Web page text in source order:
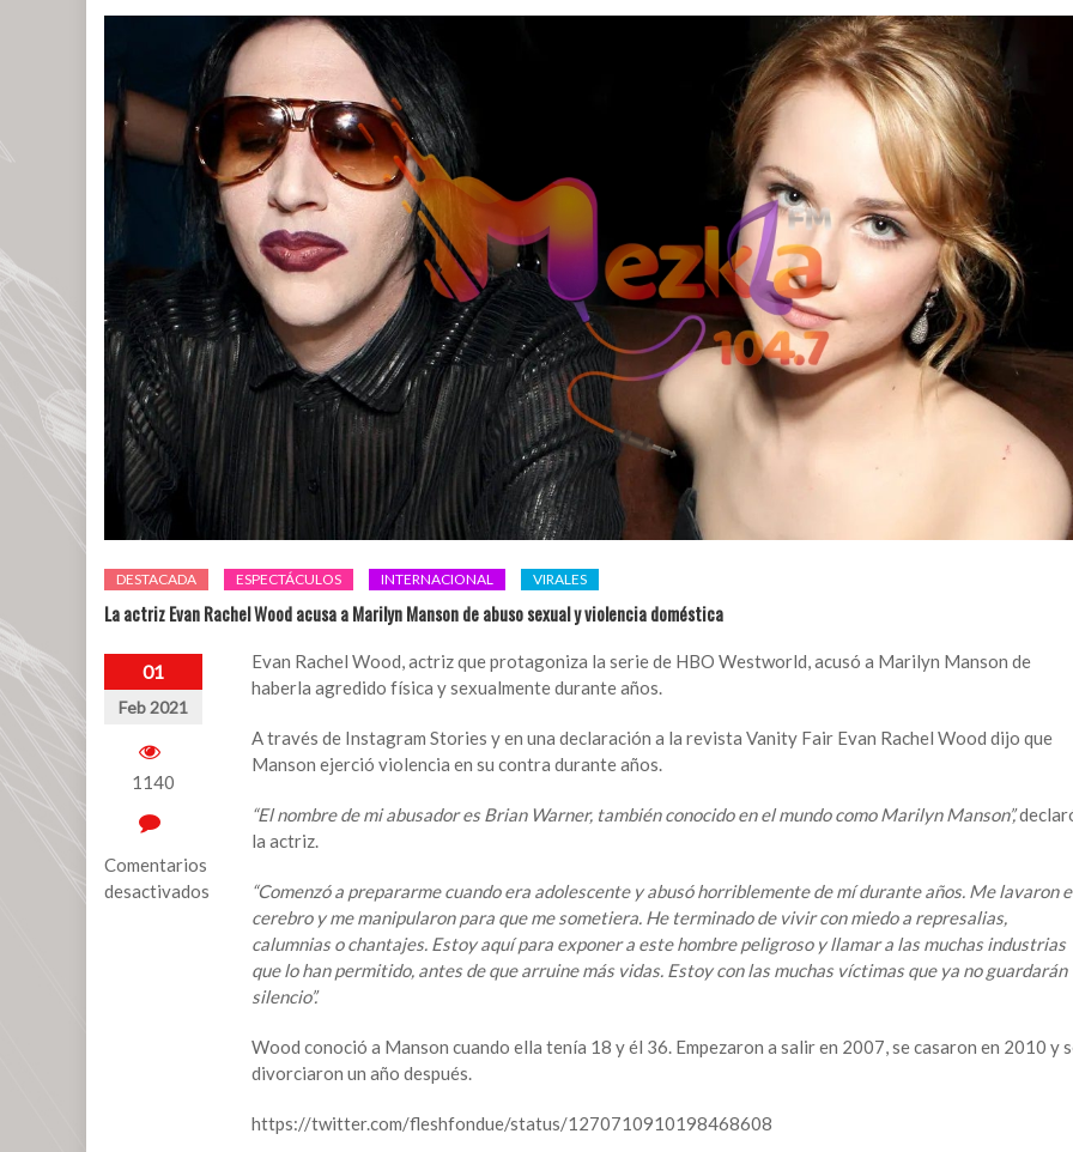
DESTACADA ESPECTÁCULOS INTERNACIONAL VIRALES
La actriz Evan Rachel Wood acusa a Marilyn Manson de abuso sexual y violencia doméstica
01
Feb 2021
1140
Comentarios
desactivados
Evan Rachel Wood, actriz que protagoniza la serie de HBO Westworld, acusó a Marilyn Manson de
haberla agredido física y sexualmente durante años.
A través de Instagram Stories y en una declaración a la revista Vanity Fair Evan Rachel Wood dijo que
Manson ejerció violencia en su contra durante años.
“El nombre de mi abusador es Brian Warner, también conocido en el mundo como Marilyn Manson”,
la actriz.
“Comenzó a prepararme cuando era adolescente y abusó horriblemente de mí durante años. Me lavaron
cerebro y me manipularon para que me sometiera. He terminado de vivir con miedo a represalias,
calumnias o chantajes. Estoy aquí para exponer a este hombre peligroso y llamar a las muchas industrias
que lo han permitido, antes de que arruine más vidas. Estoy con las muchas víctimas que ya no guardarán
silencio”.
Wood conoció a Manson cuando ella tenía 18 y él 36. Empezaron a salir en 2007, se casaron en 2010 y
divorciaron un año después.
https://twitter.com/fleshfondue/status/1270710910198468608